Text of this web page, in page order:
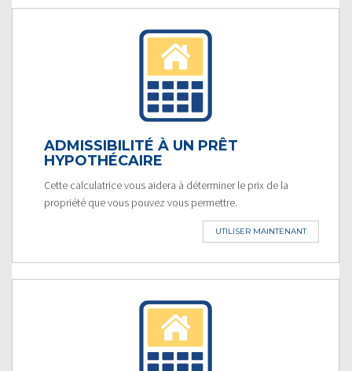
ADMISSIBILITÉ À UN PRÊT
HYPOTHÉCAIRE
Cette calculatrice vous aidera à déterminer le prix de la
propriété que vous pouvez vous permettre.
UTILISER MAINTENANT